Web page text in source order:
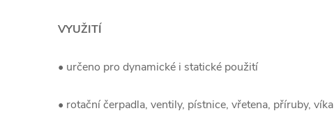
VYUŽITÍ
• určeno pro dynamické i statické použití
• rotační čerpadla, ventily, pístnice, vřetena, příruby, víka